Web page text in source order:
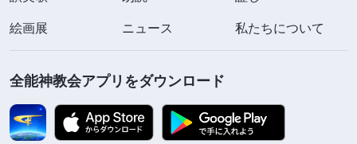
絵画展
ニュース 私たちについて
全能神教会アプリをダウンロード